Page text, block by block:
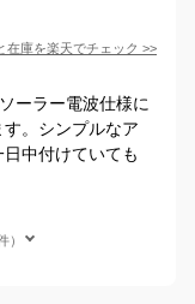
在庫を楽天でチェック >>
ーラー電波仕様に
。シンプルなア
中付けていても
）